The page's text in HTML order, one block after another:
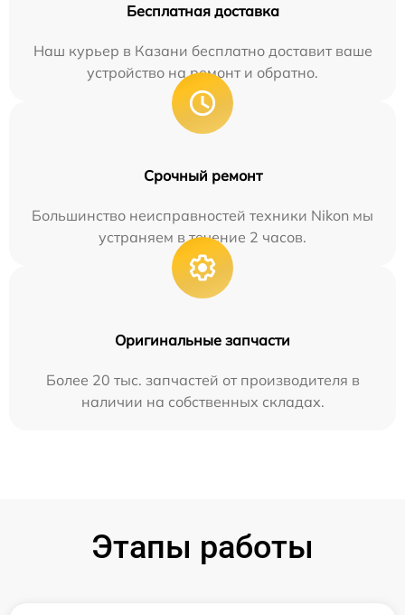
Бесплатная доставка
Наш курьер в Казани бесплатно доставит ваше
устройство на ремонт и обратно.
Срочный ремонт
Большинство неисправностей техники Nikon мы
устраняем в течение 2 часов.
Оригинальные запчасти
Более 20 тыс. запчастей от производителя в
наличии на собственных складах.
Этапы работы